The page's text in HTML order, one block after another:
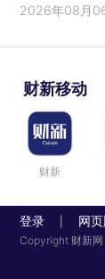
2026年08月
财新移动
财新
登录 网
Copyright 财新